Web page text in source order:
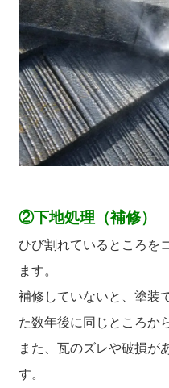
②下地処理（補修）
ひび割れているところを
ます。
補修していないと、塗装
た数年後に同じところか
また、瓦のズレや破損が
す。